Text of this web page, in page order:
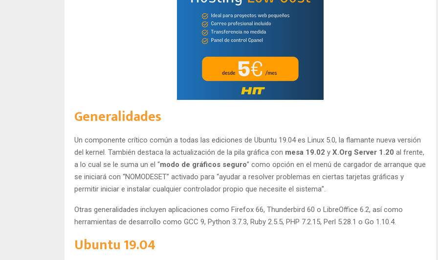
Generalidades
Un componente crítico común a todas las ediciones de Ubuntu 19.04 es Linux 5.0, la flamante nueva versión
del kernel. También destaca la actualización de la pila gráfica con mesa 19.02 y X.Org Server 1.20 al frente,
a lo cual se le suma un el “modo de gráficos seguro” como opción en el menú de cargador de arranque que
se iniciará con “NOMODESET” activado para “ayudar a resolver problemas en ciertas tarjetas gráficas y
permitir iniciar e instalar cualquier controlador propio que necesite el sistema”.
Otras generalidades incluyen aplicaciones como Firefox 66, Thunderbird 60 o LibreOffice 6.2, así como
herramientas de desarrollo como GCC 9, Python 3.7.3, Ruby 2.5.5, PHP 7.2.15, Perl 5.28.1 o Go 1.10.4.
Ubuntu 19.04